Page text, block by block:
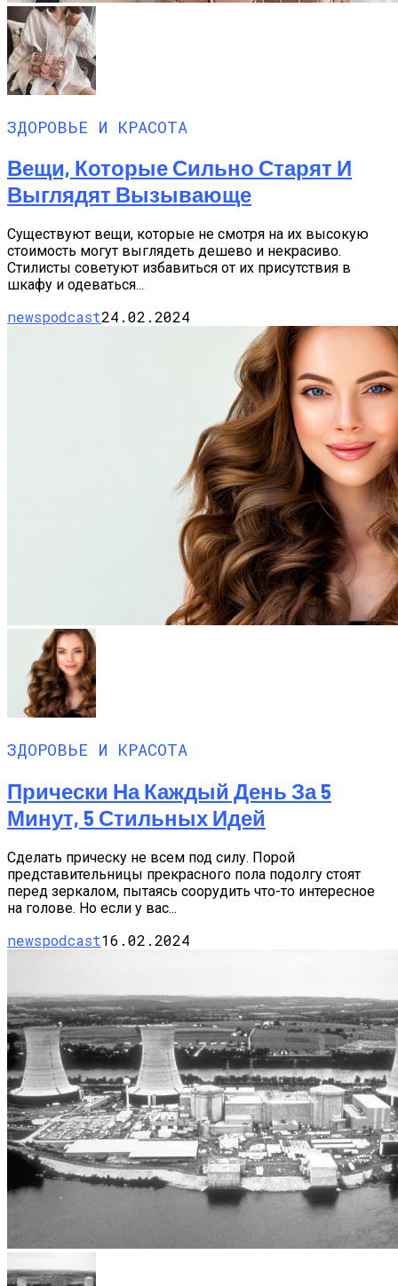
ЗДОРОВЬЕ И КРАСОТА
Вещи, Которые Сильно Старят И
Выглядят Вызывающе
Существуют вещи, которые не смотря на их высокую
стоимость могут выглядеть дешево и некрасиво.
Стилисты советуют избавиться от их присутствия в
шкафу и одеваться...
newspodcast24.02.2024
ЗДОРОВЬЕ И КРАСОТА
Прически На Каждый День За 5
Минут, 5 Стильных Идей
Сделать прическу не всем под силу. Порой
представительницы прекрасного пола подолгу стоят
перед зеркалом, пытаясь соорудить что-то интересное
на голове. Но если у вас...
newspodcast16.02.2024